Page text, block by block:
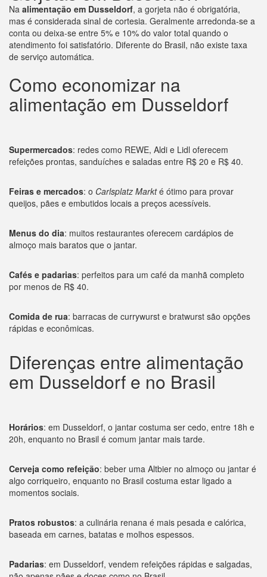
Na alimentação em Dusseldorf, a gorjeta não é obrigatória,
mas é considerada sinal de cortesia. Geralmente arredonda-se a
conta ou deixa-se entre 5% e 10% do valor total quando o
atendimento foi satisfatório. Diferente do Brasil, não existe taxa
de serviço automática.
Como economizar na
alimentação em Dusseldorf
Supermercados: redes como REWE, Aldi e Lidl oferecem
refeições prontas, sanduíches e saladas entre R$ 20 e R$ 40.
Feiras e mercados: o Carlsplatz Markté ótimo para provar
queijos, pães e embutidos locais a preços acessíveis.
Menus do dia: muitos restaurantes oferecem cardápios de
almoço mais baratos que o jantar.
Cafés e padarias: perfeitos para um café da manhã completo
por menos de R$ 40.
Comida de rua: barracas de currywurst e bratwurst são opções
rápidas e econômicas.
Diferenças entre alimentação
em Dusseldorf e no Brasil
Horários: em Dusseldorf, o jantar costuma ser cedo, entre 18h e
20h, enquanto no Brasil é comum jantar mais tarde.
Cerveja como refeição: beber uma Altbier no almoço ou jantar é
algo corriqueiro, enquanto no Brasil costuma estar ligado a
momentos sociais.
Pratos robustos: a culinária renana é mais pesada e calórica,
baseada em carnes, batatas e molhos espessos.
Padarias: em Dusseldorf, vendem refeições rápidas e salgadas,